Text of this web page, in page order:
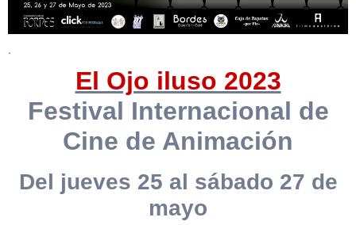
.
El Ojo iluso 2023
Festival Internacional de
Cine de Animación
Del jueves 25 al sábado 27 de
mayo